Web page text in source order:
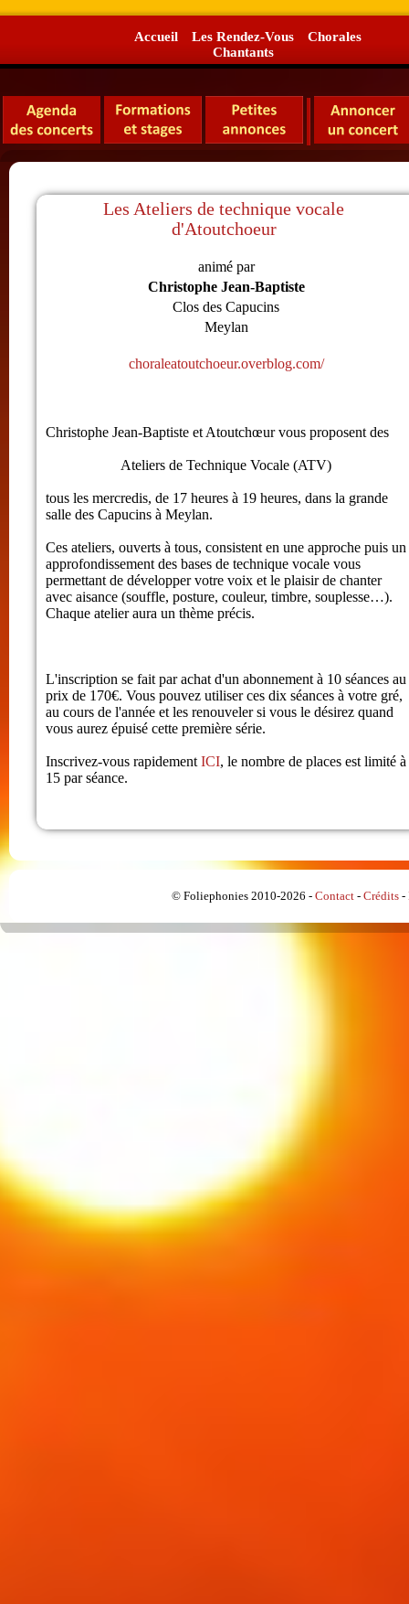
Accueil
Les Rendez-Vous
Chantants
Chorales
Les Ateliers de technique vocale
d'Atoutchoeur
animé par
Christophe Jean-Baptiste
Clos des Capucins
Meylan
choraleatoutchoeur.overblog.com/
Christophe Jean-Baptiste et Atoutchœur vous proposent des
Ateliers de Technique Vocale (ATV)
tous les mercredis, de 17 heures à 19 heures, dans la grande
salle des Capucins à Meylan.
Ces ateliers, ouverts à tous, consistent en une approche puis un
approfondissement des bases de technique vocale vous
permettant de développer votre voix et le plaisir de chanter
avec aisance (souffle, posture, couleur, timbre, souplesse…).
Chaque atelier aura un thème précis.
L'inscription se fait par achat d'un abonnement à 10 séances au
prix de 170€. Vous pouvez utiliser ces dix séances à votre gré,
au cours de l'année et les renouveler si vous le désirez quand
vous aurez épuisé cette première série.
Inscrivez-vous rapidement ICI, le nombre de places est limité à
15 par séance.
© Foliephonies 2010-2026 - Contact- Crédits-